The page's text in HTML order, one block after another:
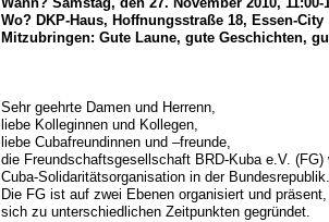
Wo? DKP-Haus, Hoffnungsstraße 18, Essen-City
Mitzubringen: Gute Laune, gute Geschichten,
Sehr geehrte Damen und Herrenn,
liebe Kolleginnen und Kollegen,
liebe Cubafreundinnen und –freunde,
die Freundschaftsgesellschaft BRD-Kuba e.V.
Cuba-Solidaritätsorganisation in der Bundesrepublik.
Die FG ist auf zwei Ebenen organisiert und
sich zu unterschiedlichen Zeitpunkten gegründet.